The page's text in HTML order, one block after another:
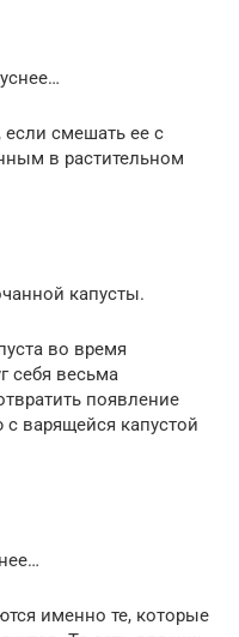
если смешать ее с
в растительном
капусты.
во время
себя весьма
появление
варящейся капустой
именно те, которые